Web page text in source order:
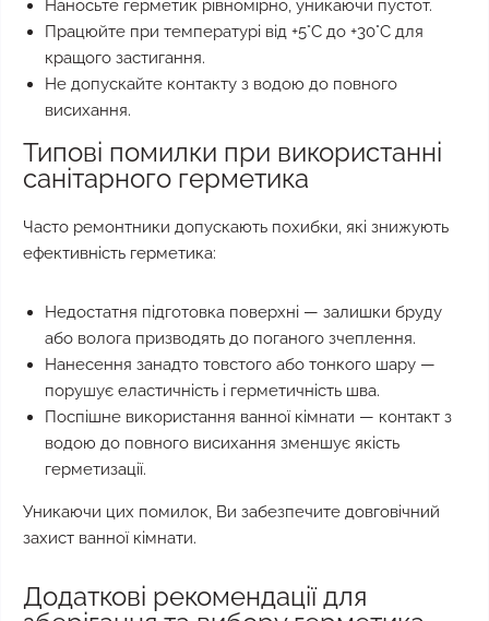
Наносьте герметик рівномірно, уникаючи пустот.
Працюйте при температурі від +5°C до +30°C для
кращого застигання.
Не допускайте контакту з водою до повного
висихання.
Типові помилки при використанні
санітарного герметика
Часто ремонтники допускають похибки, які знижують
ефективність герметика:
Недостатня підготовка поверхні — залишки бруду
або волога призводять до поганого зчеплення.
Нанесення занадто товстого або тонкого шару —
порушує еластичність і герметичність шва.
Поспішне використання ванної кімнати — контакт з
водою до повного висихання зменшує якість
герметизації.
Уникаючи цих помилок, Ви забезпечите довговічний
захист ванної кімнати.
Додаткові рекомендації для